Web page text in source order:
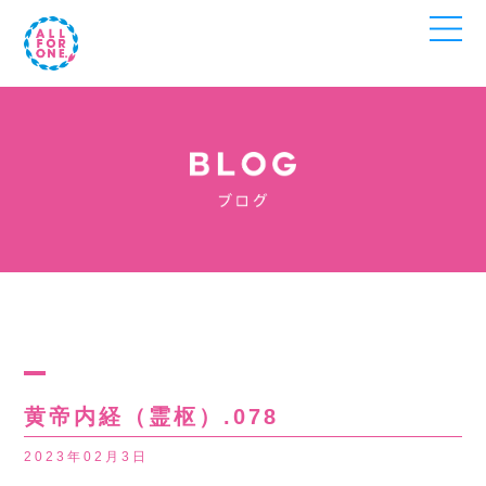
黄帝内経（霊枢）.078
2023年02月3日